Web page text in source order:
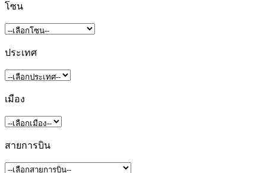
โซน
ประเทศ
เมือง
สายการบิน